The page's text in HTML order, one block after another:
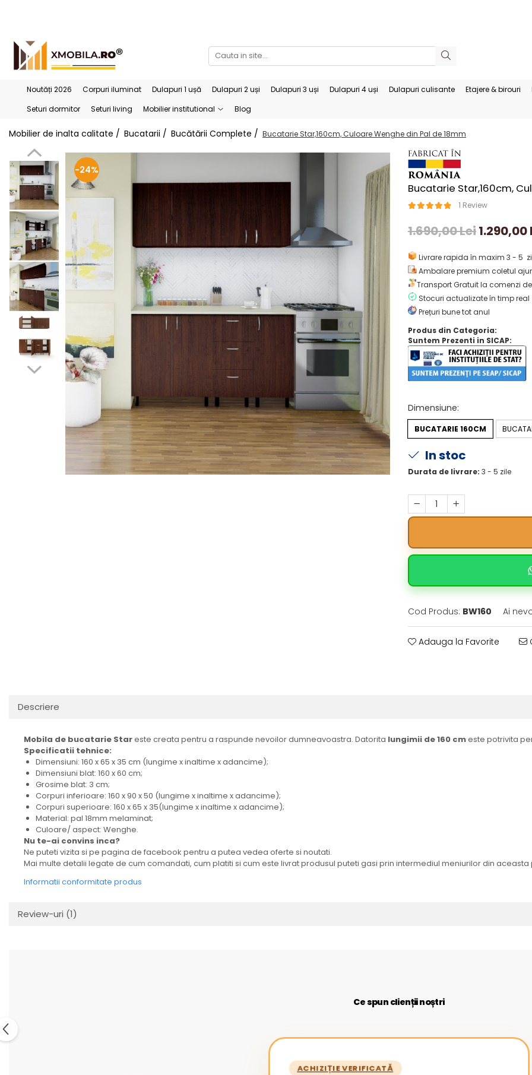
Bucătării Complete
Accesorii bucătărie
Dulapuri 1 ușă
Noutăți 2026 Corpuri iluminat Dulapuri 1 ușă Dulapuri 2 uși Dulapuri 3 uși Dulapuri 4 uși Dulapuri culisante Etajere & birouri
Seturi dormitor
Seturi living Mobilier institutional Blog
Mobilier de inalta calitate / Bucatarii / Bucătării Complete / Bucatarie Star,160cm, Culoare Wenghe din Pal de 18mm
Bucatarie Star,160cm,
1 Review
-24%
1.690,00 Lei1.290,00
Livrare rapida în maxim 3 - 5
Ambalare premium coletul
Transport Gratuit la comenzi
Stocuri actualizate în timp real
Prețuri bune tot anul
Produs din Categoria:
Suntem Prezenti in SICAP:
Dimensiune:
BUCATARIE 160CM
In stoc
Durata de livrare: 3 - 5 zile
Cod Produs: BW160 Ai
Adauga la Favorite
Descriere
Mobila de bucatarie Stareste creata pentru a raspunde nevoilor dumneavoastra. Datorita lungimii de 160 cmeste potrivita
Specificatii tehnice:
Dimensiuni: 160 x 65 x 35 cm (lungime x inaltime x adancime);
Dimensiuni blat: 160 x 60 cm;
Grosime blat: 3 cm;
Corpuri inferioare: 160 x 90 x 50 (lungime x inaltime x adancime);
Corpuri superioare: 160 x 65 x 35(lungime x inaltime x adancime);
Material: pal 18mm melaminat;
Culoare/ aspect: Wenghe.
Nu te-ai convins inca?
Ne puteti vizita si pe pagina de facebook pentru a putea vedea oferte si noutati.
Mai multe detalii legate de cum comandati, cum platiti si cum este livrat produsul puteti gasi prin intermediul meniurilor din
Informatii conformitate produs
Review-uri (1)
Ce spun clienții noștri
ACHIZIȚIE VERIFICATĂ